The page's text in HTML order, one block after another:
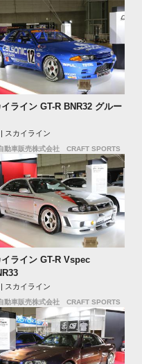
イライン GT-R BNR32 グルー
スカイライン
動車販売株式会社 CRAFT SPORTS
イライン GT-R Vspec
スカイライン
動車販売株式会社 CRAFT SPORTS